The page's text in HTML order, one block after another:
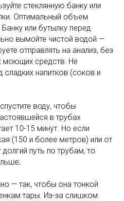
стеклянную банку или
Оптимальный объем
или бутылку перед
вымойте чистой водой —
отправлять на анализ, без
моющих средств. Не
сладких напитков (соков и
воду, чтобы
в трубах
10-15 минут. Но если
(150 и более метров) или от
путь по трубам, то
— так, чтобы она тонкой
тары. Из-за слишком